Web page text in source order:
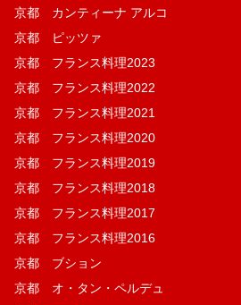
京都 カンティーナ アルコ
京都 ピッツァ
京都 フランス料理2023
京都 フランス料理2022
京都 フランス料理2021
京都 フランス料理2020
京都 フランス料理2019
京都 フランス料理2018
京都 フランス料理2017
京都 フランス料理2016
京都 ブション
京都 オ・タン・ペルデュ